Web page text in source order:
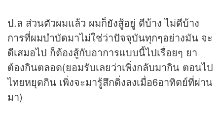
ป.ล ส่วนตัวผมแล้ว ผมก็ยังสู้อยู่ ดีบ้าง ไม่ดีบ้าง
การที่ผมบำบัดมาไม่ใช่ว่าปัจจุบันทุกๆอย่างมัน จะ
ดีเสมอไป ก็ต้องสู้กับอาการแบบนี้ไปเรื่อยๆ ยา
ต้องกินตลอด(ยอมรับเลยว่าเพิ่งกลับมากิน ตอนไป
ไทยหยุดกิน เพิ่งจะมารู้สึกดิ่งลงเมื่อ6อาทิตย์ที่ผ่าน
มา)